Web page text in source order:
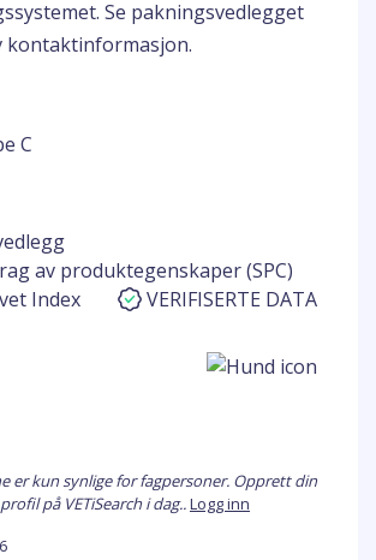
Se pakningsvedlegget
kontaktinformasjon.
C
av produktegenskaper (SPC)
Index
VERIFISERTE DATA
er kun synlige for fagpersoner. Opprett din
på VETiSearch i dag..Logg inn